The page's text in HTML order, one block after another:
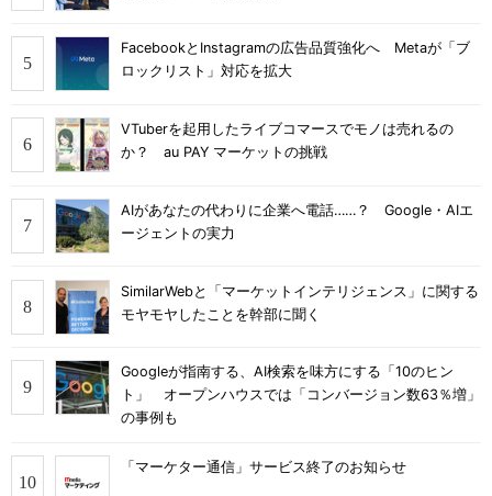
FacebookとInstagramの広告品質強化へ Metaが「ブ
ロックリスト」対応を拡大
VTuberを起用したライブコマースでモノは売れるの
か？ au PAY マーケットの挑戦
AIがあなたの代わりに企業へ電話……？ Google・AIエ
ージェントの実力
SimilarWebと「マーケットインテリジェンス」に関する
モヤモヤしたことを幹部に聞く
Googleが指南する、AI検索を味方にする「10のヒン
ト」 オープンハウスでは「コンバージョン数63％増」
の事例も
「マーケター通信」サービス終了のお知らせ